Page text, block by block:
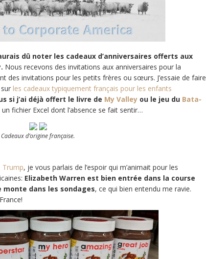
dû noter les cadeaux d’anniversaires offerts aux
Nous recevons des invitations aux anniversaires pour la
des invitations pour les petits frères ou sœurs. J’essaie de faire
les cadeaux typiquement français pour les enfants
si j’ai déjà offert le livre de My Valley ou le jeu du Bata-
fichier Excel dont l’absence se fait sentir…
Cadeaux d’origine française.
Trump, je vous parlais de l’espoir qui m’animait pour les
Elizabeth Warren est bien entrée dans la course
dans les sondages, ce qui bien entendu me ravie.